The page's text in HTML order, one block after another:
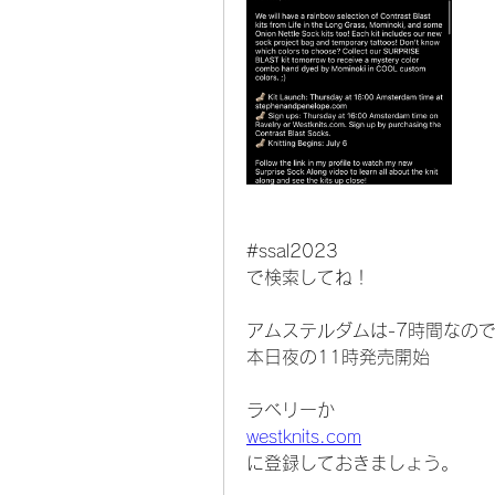
#ssal2023
で検索してね！
アムステルダムは-7時間なので
本日夜の11時発売開始
ラベリーか
westknits.com
に登録しておきましょう。